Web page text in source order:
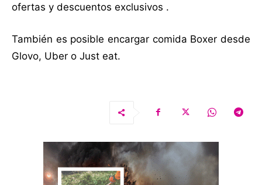
ofertas y descuentos exclusivos .
También es posible encargar comida Boxer desde
Glovo, Uber o Just eat.